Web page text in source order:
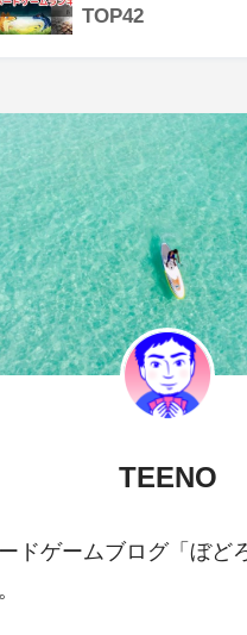
TOP42
TEENO
ドゲームブログ「ぼど